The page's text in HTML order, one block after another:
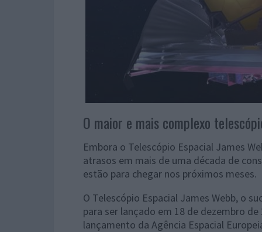
O maior e mais complexo
Embora o Telescópio Espacial James
atrasos em mais de uma década de
estão para chegar nos próximos meses.
O Telescópio Espacial James Webb, o
para ser lançado em 18 de dezembro
lançamento da Agência Espacial